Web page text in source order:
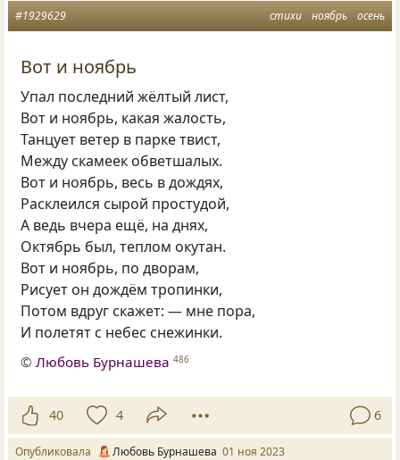
стихи ноябрь осень
#1929629
Вот и ноябрь
Упал последний жёлтый лист,
Вот и ноябрь, какая жалость,
Танцует ветер в парке твист,
Между скамеек обветшалых.
Вот и ноябрь, весь в дождях,
Расклеился сырой простудой,
А ведь вчера ещё, на днях,
Октябрь был, теплом окутан.
Вот и ноябрь, по дворам,
Рисует он дождём тропинки,
Потом вдруг скажет: — мне пора,
И полетят с небес снежинки.
©Любовь Бурнашева 486
40 4 6
Опубликовала Любовь Бурнашева 01 ноя 2023